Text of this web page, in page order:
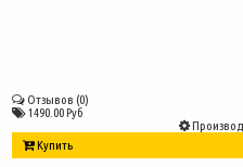
Отзывов (0)
1490.00 Руб
Купить